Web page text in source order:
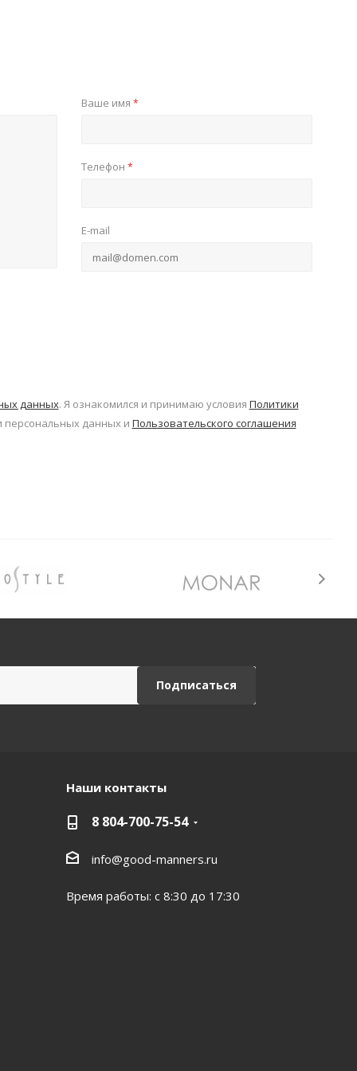
Ваше имя *
Телефон *
E-mail
данных. Я ознакомился и принимаю условия Политики
данных и Пользовательского соглашения
Наши контакты
8 804-700-75-54
info@good-manners.ru
Время работы: с 8:30 до 17:30